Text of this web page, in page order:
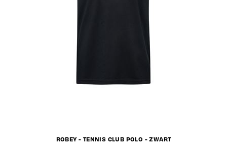
ROBEY - TENNIS CLUB POLO - ZWART